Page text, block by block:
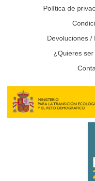
Política de
Devoluciones /
¿Quieres